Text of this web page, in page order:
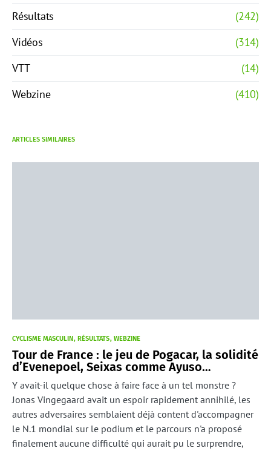
Résultats
(242)
Vidéos
(314)
VTT
(14)
Webzine
(410)
ARTICLES SIMILAIRES
CYCLISME MASCULIN RÉSULTATS WEBZINE
Tour de France : le jeu de Pogacar, la solidité
d’Evenepoel, Seixas comme Ayuso…
Y avait-il quelque chose à faire face à un tel monstre ?
Jonas Vingegaard avait un espoir rapidement annihilé, les
autres adversaires semblaient déjà content d'accompagner
le N.1 mondial sur le podium et le parcours n'a proposé
finalement aucune difficulté qui aurait pu le surprendre,